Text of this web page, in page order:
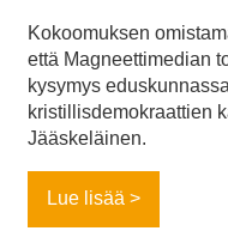
Kokoomuksen
että Magneettimedian
kysymys
kristillisdemokraattien
Jääskeläinen.
Lue lisää